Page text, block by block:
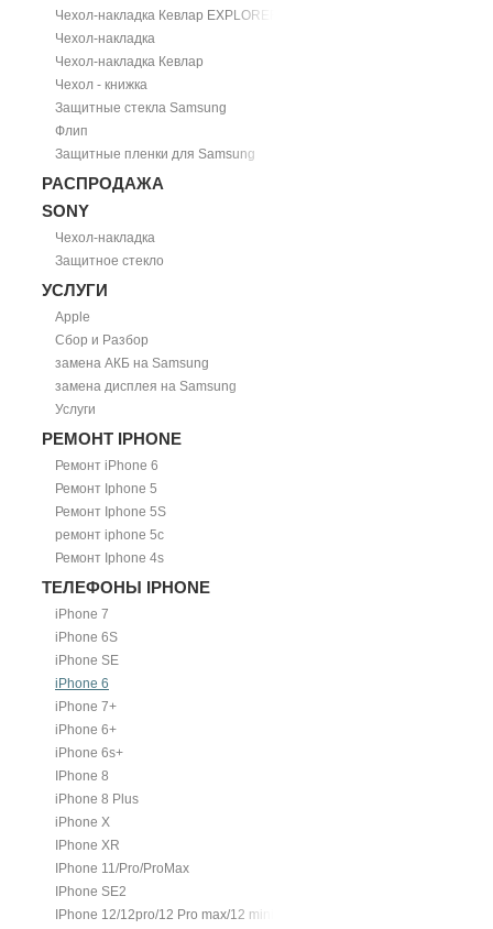
Чехол-накладка Кевлар EXPLORER
Чехол-накладка
Чехол-накладка Кевлар
Чехол - книжка
Защитные стекла Samsung
Флип
Защитные пленки для Samsung
РАСПРОДАЖА
SONY
Чехол-накладка
Защитное стекло
УСЛУГИ
Apple
Сбор и Разбор
замена АКБ на Samsung
замена дисплея на Samsung
Услуги
РЕМОНТ IPHONE
Ремонт iPhone 6
Ремонт Iphone 5
Ремонт Iphone 5S
ремонт iphone 5c
Ремонт Iphone 4s
ТЕЛЕФОНЫ IPHONE
iPhone 7
iPhone 6S
iPhone SE
iPhone 6
iPhone 7+
iPhone 6+
iPhone 6s+
IPhone 8
iPhone 8 Plus
iPhone X
IPhone XR
IPhone 11/Pro/ProMax
IPhone SE2
IPhone 12/12pro/12 Pro max/12 mini.